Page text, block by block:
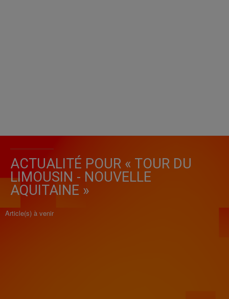
ACTUALITÉ POUR « TOUR DU
LIMOUSIN - NOUVELLE
AQUITAINE »
Article(s) à venir